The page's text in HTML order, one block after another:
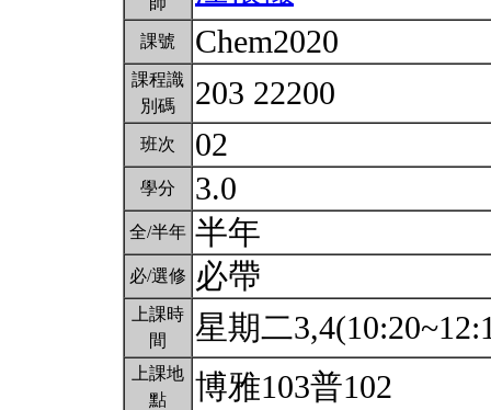
課號 Chem2020
課程識
別碼
203 22200
班次 02
學分 3.0
全/半年 半年
必/選修 必帶
上課時
間
星期二
上課地
點
博雅103普102